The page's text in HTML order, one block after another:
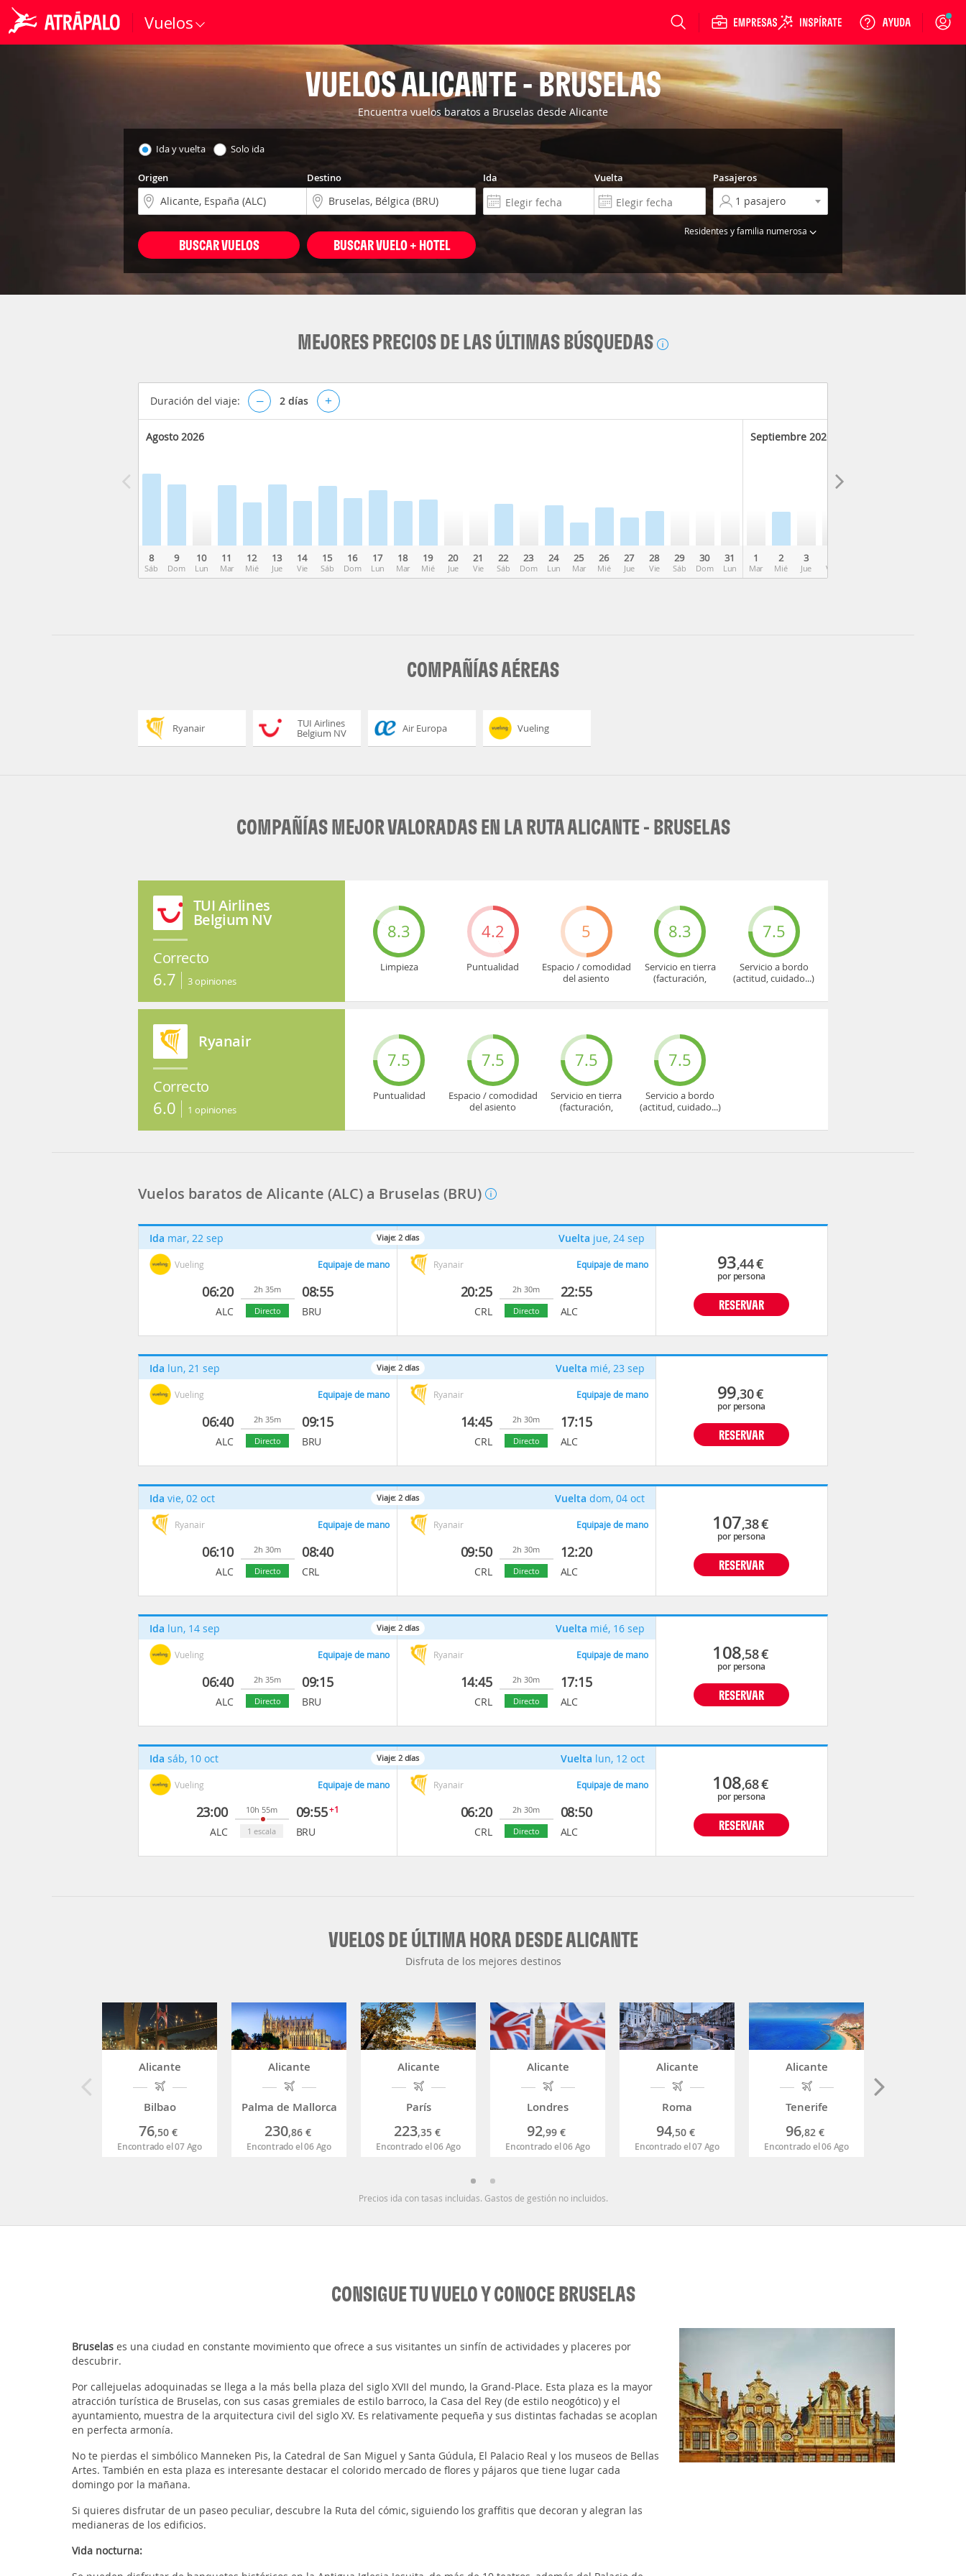
Vuelos Login
VUELOS ALICANTE - BRUSELAS
Encuentra vuelos baratos a Bruselas desde Alicante
Ida y vuelta Solo ida
Origen Destino Ida Vuelta Pasajeros
Residentes y familia numerosa
BUSCAR VUELOS BUSCAR VUELO + HOTEL
MEJORES PRECIOS DE LAS ÚLTIMAS BÚSQUEDAS
Duración del viaje: – 2 días +
Agosto 2026
8
Sáb
9
Dom
10
Lun
11
Mar
12
Mié
13
Jue
14
Vie
15
Sáb
16
Dom
17
Lun
18
Mar
19
Mié
20
Jue
21
Vie
22
Sáb
23
Dom
24
Lun
25
Mar
26
Mié
27
Jue
28
Vie
29
Sáb
30
Dom
31
Lun
Septiembre 2026
1
Mar
2
Mié
3
Jue Vie
COMPAÑÍAS AÉREAS
Ryanair TUI Airlines
Belgium NV Air Europa Vueling
COMPAÑÍAS MEJOR VALORADAS EN LA RUTA ALICANTE - BRUSELAS
TUI Airlines
Belgium NV
Correcto
6.7 3opiniones
8.3
Limpieza
4.2
Puntualidad
5
Espacio / comodidad
del asiento
8.3
Servicio en tierra
(facturación,
7.5
Servicio a bordo
(actitud, cuidado...)
Ryanair
Correcto
6.0 1 opiniones
7.5
Puntualidad
7.5
Espacio / comodidad
del asiento
7.5
Servicio en tierra
(facturación,
7.5
Servicio a bordo
(actitud, cuidado...)
Vuelos baratos de Alicante (ALC) a Bruselas (BRU)
Viaje: 2días
Ida mar, 22 sep
Vueling Equipaje de mano
06:20
ALC
2h 35m
Directo
08:55
BRU
Vuelta jue, 24 sep
Ryanair Equipaje de mano
20:25
CRL
2h 30m
Directo
22:55
ALC
93,44€
por persona
RESERVAR
Viaje: 2días
Ida lun, 21 sep
Vueling Equipaje de mano
06:40
ALC
2h 35m
Directo
09:15
BRU
Vuelta mié, 23 sep
Ryanair Equipaje de mano
14:45
CRL
2h 30m
Directo
17:15
ALC
99,30€
por persona
RESERVAR
Viaje: 2días
Ida vie, 02 oct
Ryanair Equipaje de mano
06:10
ALC
2h 30m
Directo
08:40
CRL
Vuelta dom, 04 oct
Ryanair Equipaje de mano
09:50
CRL
2h 30m
Directo
12:20
ALC
107,38€
por persona
RESERVAR
Viaje: 2días
Ida lun, 14 sep
Vueling Equipaje de mano
06:40
ALC
2h 35m
Directo
09:15
BRU
Vuelta mié, 16 sep
Ryanair Equipaje de mano
14:45
CRL
2h 30m
Directo
17:15
ALC
108,58€
por persona
RESERVAR
Viaje: 2días
Ida sáb, 10 oct
Vueling Equipaje de mano
23:00
ALC
10h 55m
1 escala
09:55+1
BRU
Vuelta lun, 12 oct
Ryanair Equipaje de mano
06:20
CRL
2h 30m
Directo
08:50
ALC
108,68€
por persona
RESERVAR
VUELOS DE ÚLTIMA HORA DESDE ALICANTE
Disfruta de los mejores destinos
Alicante
Bilbao
76,50 €
Encontrado el 07 Ago
Alicante
Palma de Mallorca
230,86 €
Encontrado el 06 Ago
Alicante
París
223,35 €
Encontrado el 06 Ago
Alicante
Londres
92,99 €
Encontrado el 06 Ago
Alicante
Roma
94,50 €
Encontrado el 07 Ago
Alicante
Tenerife
96,82 €
Encontrado el 06 Ago
Precios ida con tasas incluidas. Gastos de gestión no incluidos.
CONSIGUE TU VUELO Y CONOCE BRUSELAS
Bruselases una ciudad en constante movimiento que ofrece a sus visitantes un sinfín de actividades y placeres por
descubrir.
Por callejuelas adoquinadas se llega a la más bella plaza del siglo XVII del mundo, la Grand-Place. Esta plaza es la mayor
atracción turística de Bruselas, con sus casas gremiales de estilo barroco, la Casa del Rey (de estilo neogótico) y el
ayuntamiento, muestra de la arquitectura civil del siglo XV. Es relativamente pequeña y sus distintas fachadas se acoplan
en perfecta armonía.
No te pierdas el simbólico Manneken Pis, la Catedral de San Miguel y Santa Gúdula, El Palacio Real y los museos de Bellas
Artes. También en esta plaza es interesante destacar el colorido mercado de flores y pájaros que tiene lugar cada
domingo por la mañana.
Si quieres disfrutar de un paseo peculiar, descubre la Ruta del cómic, siguiendo los graffitis que decoran y alegran las
medianeras de los edificios.
Vida nocturna: